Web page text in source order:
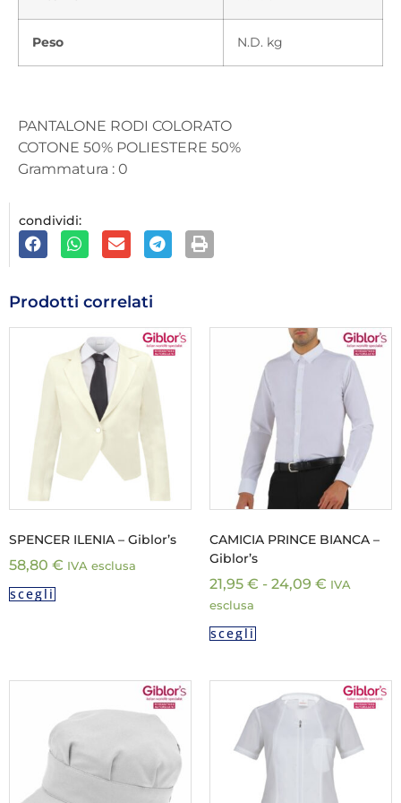
Peso N.D. kg
PANTALONE RODI COLORATO
COTONE 50% POLIESTERE 50%
Grammatura : 0
condividi:
Prodotti correlati
SPENCER ILENIA – Giblor’s
58,80 € IVA esclusa
scegli
CAMICIA PRINCE BIANCA –
Giblor’s
21,95 € - 24,09 € IVA
esclusa
scegli